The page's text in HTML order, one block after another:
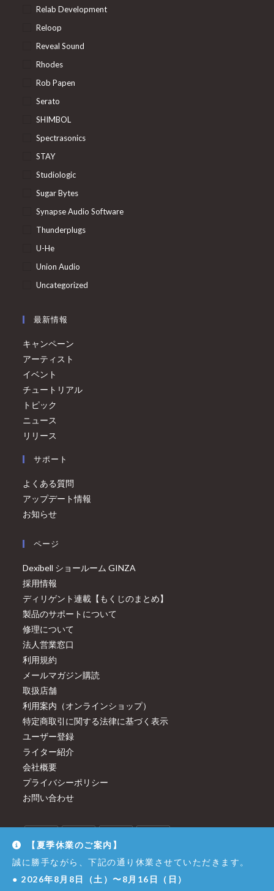
Relab Development
Reloop
Reveal Sound
Rhodes
Rob Papen
Serato
SHIMBOL
Spectrasonics
STAY
Studiologic
Sugar Bytes
Synapse Audio Software
Thunderplugs
U-He
Union Audio
Uncategorized
最新情報
キャンペーン
アーティスト
イベント
チュートリアル
トピック
ニュース
リリース
サポート
よくある質問
アップデート情報
お知らせ
ページ
Dexibell ショールーム GINZA
採用情報
ディリゲント連載【もくじのまとめ】
製品のサポートについて
修理について
法人営業窓口
利用規約
メールマガジン購読
取扱店舗
利用案内（オンラインショップ）
特定商取引に関する法律に基づく表示
ユーザー登録
ライター紹介
会社概要
プライバシーポリシー
お問い合わせ
【夏季休業のご案内】
誠に勝手ながら、下記の通り休業させていただきます。
● 2026年8月8日（土）〜8月16日（日）